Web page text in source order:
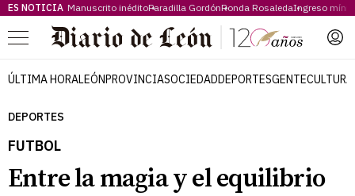
ES NOTICIA Manuscrito inéditoParadilla GordónRonda RosaledaIngreso
Menú
ÚLTIMA HORALEÓNPROVINCIASOCIEDADDEPORTESGENTECULTURA
DEPORTES
FUTBOL
Entre la magia y el equilibrio